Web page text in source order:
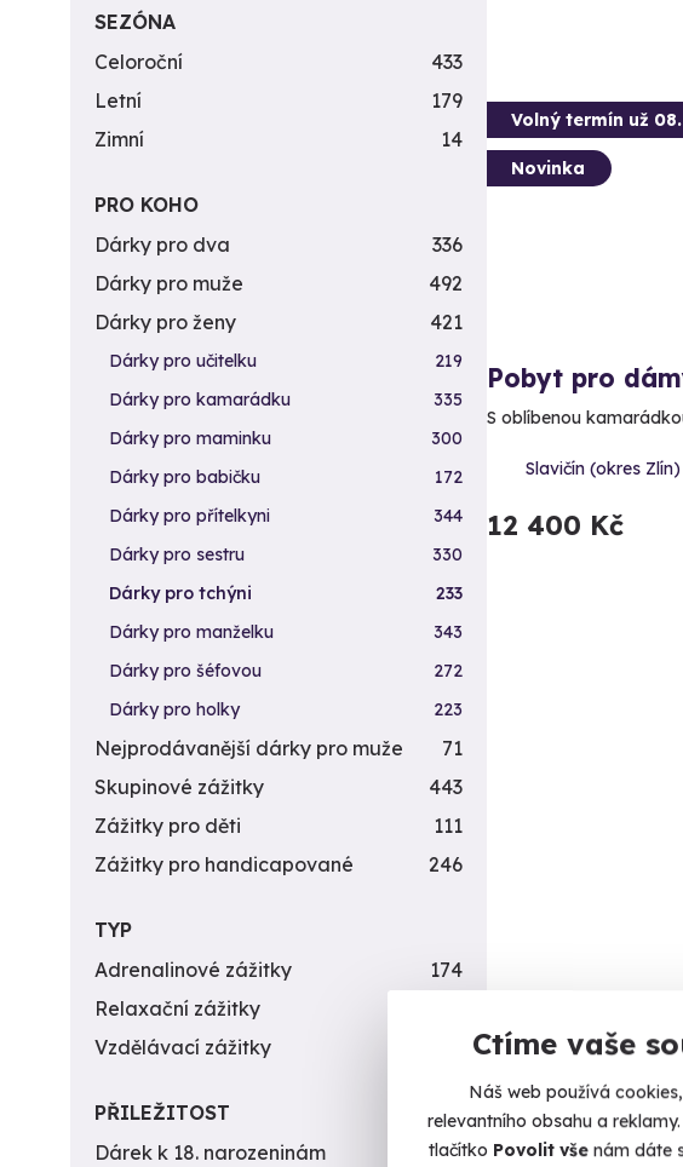
Ctíme vaše
Náš web používá
relevantního obsahu a
tlačítko Povolit vše nám dáte
Volný termín už
Novinka
Pobyt pro
S oblíbenou
Slavičín (okres
12 400 Kč
SEZÓNA
Celoroční
433
Letní
179
Zimní
14
PRO KOHO
Dárky pro dva
336
Dárky pro muže
492
Dárky pro ženy
421
Dárky pro učitelku
219
Dárky pro kamarádku
335
Dárky pro maminku
300
Dárky pro babičku
172
Dárky pro přítelkyni
344
Dárky pro sestru
330
Dárky pro tchýni
233
Dárky pro manželku
343
Dárky pro šéfovou
272
Dárky pro holky
223
Nejprodávanější dárky pro muže
71
Skupinové zážitky
443
Zážitky pro děti
111
Zážitky pro handicapované
246
TYP
Adrenalinové zážitky
174
Relaxační zážitky
Vzdělávací zážitky
PŘILEŽITOST
Dárek k 18. narozeninám
256